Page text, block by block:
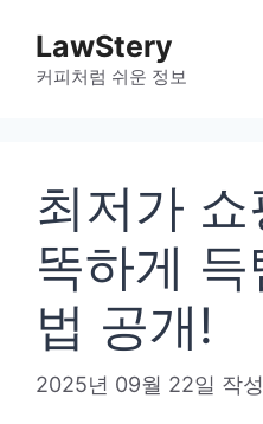
LawStery
커피처럼 쉬운 정보
최저가
똑하게
법 공개!
2025년 09월 22일 작